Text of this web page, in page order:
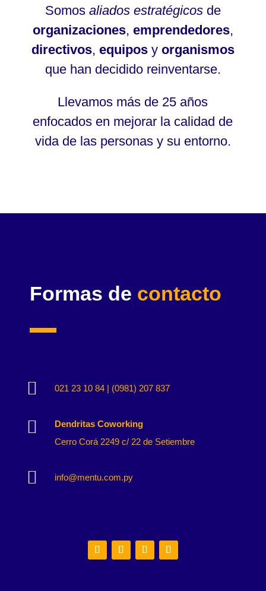
Somos aliados estratégicosde
organizaciones, emprendedores,
directivos, equiposy organismos
que han decidido reinventarse.
Llevamos más de 25 años
enfocados en mejorar la calidad de
vida de las personas y su entorno.
Formas de contacto
 021 23 10 84 | (0981) 207 837

Dendritas Coworking
Cerro Corá 2249 c/ 22 de Setiembre
 info@mentu.com.py